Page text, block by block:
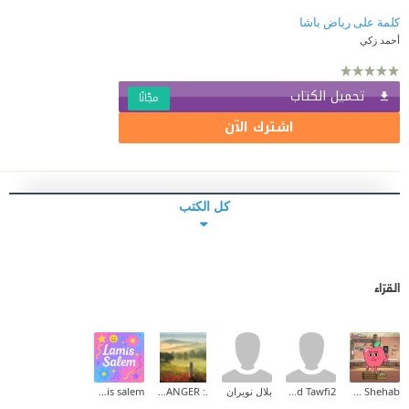
كلمة على رياض باشا
أحمد زكي
تحميل الكتاب مجّانًا
اشترك الآن
كل الكتب
القرّاء
Tarek Shehab
mohamed Tawfi2 بلال نويران .: THE STRANGER :.
lamis salem